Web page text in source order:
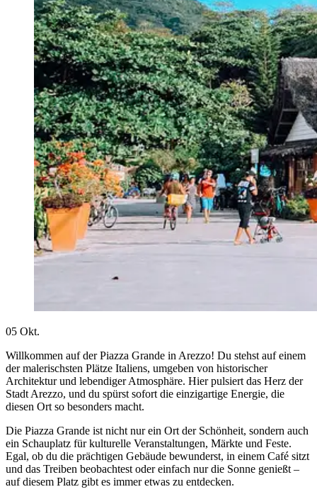
05 Okt.
Willkommen auf der Piazza Grande in Arezzo! Du stehst auf einem
der malerischsten Plätze Italiens, umgeben von historischer
Architektur und lebendiger Atmosphäre. Hier pulsiert das Herz der
Stadt Arezzo, und du spürst sofort die einzigartige Energie, die
diesen Ort so besonders macht.
Die Piazza Grande ist nicht nur ein Ort der Schönheit, sondern auch
ein Schauplatz für kulturelle Veranstaltungen, Märkte und Feste.
Egal, ob du die prächtigen Gebäude bewunderst, in einem Café sitzt
und das Treiben beobachtest oder einfach nur die Sonne genießt –
auf diesem Platz gibt es immer etwas zu entdecken.